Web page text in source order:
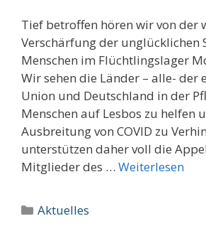
Tief betroffen hören wir von der
Verschärfung der unglücklichen
Menschen im Flüchtlingslager
Wir sehen die Länder – alle- der
Union und Deutschland in der
Menschen auf Lesbos zu helfen
Ausbreitung von COVID zu
unterstützen daher voll die
Mitglieder des … Weiterlesen
Kategorien
Aktuelles